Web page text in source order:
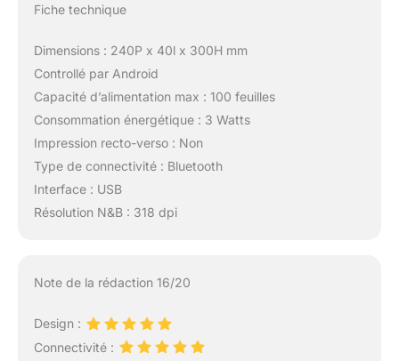
Fiche technique
Dimensions : 240P x 40l x 300H mm
Controllé par Android
Capacité d’alimentation max : 100 feuilles
Consommation énergétique : 3 Watts
Impression recto-verso : Non
Type de connectivité : Bluetooth
Interface : USB
Résolution N&B : 318 dpi
Note de la rédaction 16/20
Design :
Connectivité :